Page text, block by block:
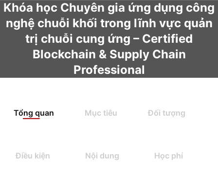
Khóa học Chuyên gia ứng dụng công
nghệ chuỗi khối trong lĩnh vực quản
trị chuỗi cung ứng – Certified
Blockchain & Supply Chain
Professional
Tổng quan Mục tiêu Đối tượng
Điều kiện Nội dung Học phí